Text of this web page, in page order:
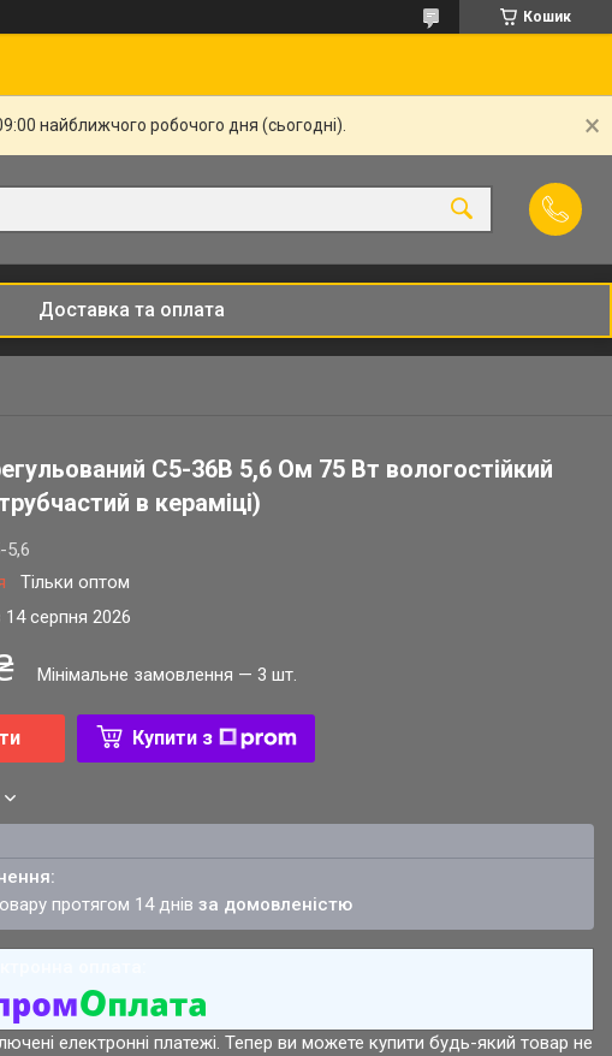
Кошик
найближчого робочого дня (сьогодні).
Доставка та оплата
С5-36В 5,6 Ом 75 Вт вологостійкий
в кераміці)
Тільки оптом
14 серпня 2026
Мінімальне замовлення — 3 шт.
Купити з
протягом 14 днівза домовленістю
електронні платежі. Тепер ви можете купити будь-який товар не